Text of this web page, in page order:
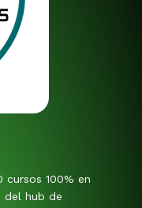
cursos 100% en
del hub de